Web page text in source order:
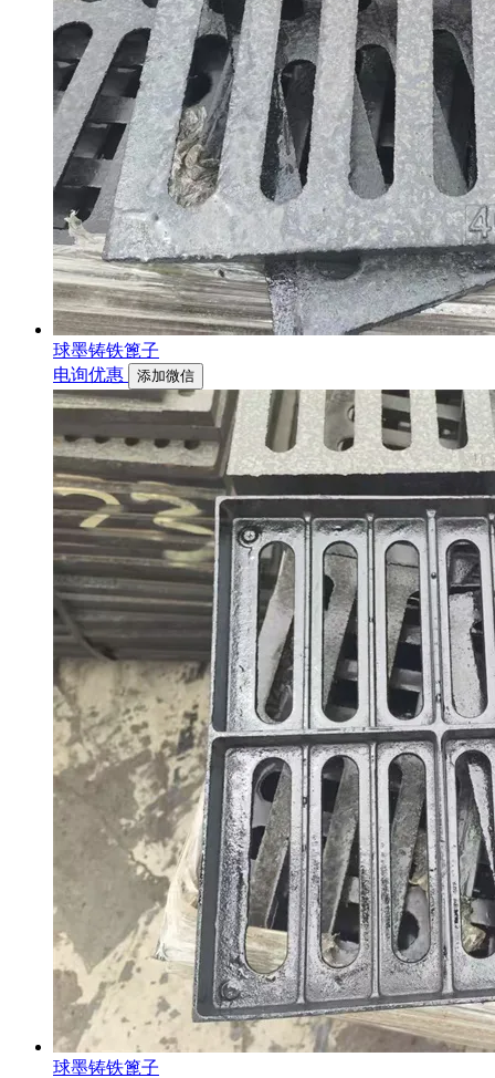
球墨铸铁篦子
电询优惠
添加微信
球墨铸铁篦子